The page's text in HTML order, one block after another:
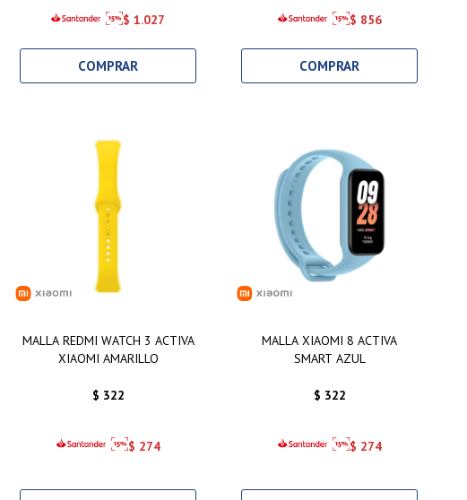
$ 1.027 $ 856
MALLA REDMI WATCH 3 ACTIVA
XIAOMI AMARILLO
$ 322
$ 274
MALLA XIAOMI 8 ACTIVA
SMART AZUL
$ 322
$ 274